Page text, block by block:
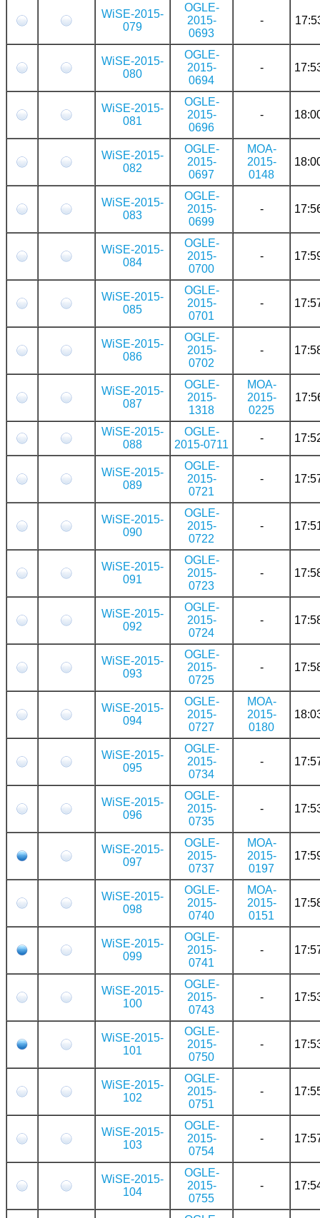
WiSE-2015-
079
OGLE-
2015-
0693
-
WiSE-2015-
080
OGLE-
2015-
0694
-
WiSE-2015-
081
OGLE-
2015-
0696
-
WiSE-2015-
082
OGLE-
2015-
0697
MOA-
2015-
0148
WiSE-2015-
083
OGLE-
2015-
0699
-
WiSE-2015-
084
OGLE-
2015-
0700
-
WiSE-2015-
085
OGLE-
2015-
0701
-
WiSE-2015-
086
OGLE-
2015-
0702
-
WiSE-2015-
087
OGLE-
2015-
1318
MOA-
2015-
0225
WiSE-2015-
088
OGLE-
2015-0711
-
WiSE-2015-
089
OGLE-
2015-
0721
-
WiSE-2015-
090
OGLE-
2015-
0722
-
WiSE-2015-
091
OGLE-
2015-
0723
-
WiSE-2015-
092
OGLE-
2015-
0724
-
WiSE-2015-
093
OGLE-
2015-
0725
-
WiSE-2015-
094
OGLE-
2015-
0727
MOA-
2015-
0180
WiSE-2015-
095
OGLE-
2015-
0734
-
WiSE-2015-
096
OGLE-
2015-
0735
-
WiSE-2015-
097
OGLE-
2015-
0737
MOA-
2015-
0197
WiSE-2015-
098
OGLE-
2015-
0740
MOA-
2015-
0151
WiSE-2015-
099
OGLE-
2015-
0741
-
WiSE-2015-
100
OGLE-
2015-
0743
-
WiSE-2015-
101
OGLE-
2015-
0750
-
WiSE-2015-
102
OGLE-
2015-
0751
-
WiSE-2015-
103
OGLE-
2015-
0754
-
WiSE-2015-
104
OGLE-
2015-
0755
-